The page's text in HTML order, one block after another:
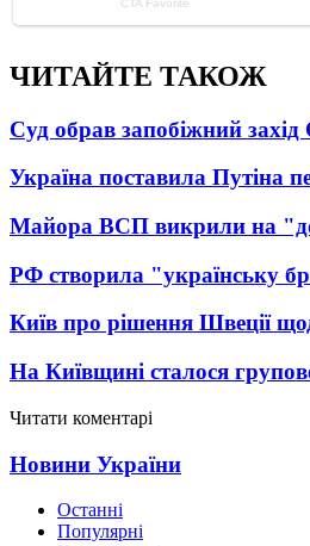
ЧИТАЙТЕ ТАКОЖ
Суд обрав запобіжний
Україна поставила Путіна
Майора ВСП викрили на
РФ створила "українську
Київ про рішення Швеції
На Київщині сталося
Читати коментарі
Новини України
Останні
Популярні